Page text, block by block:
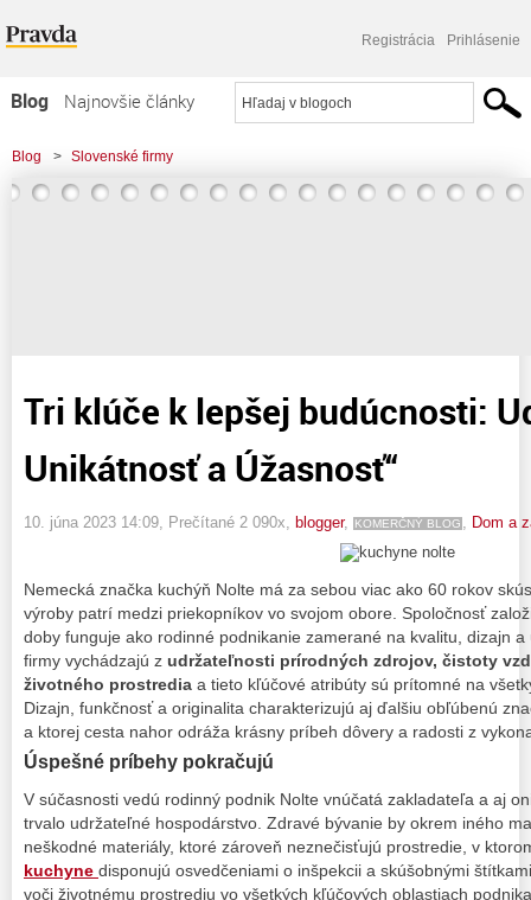
Registrácia Prihlásenie
Blog
Najnovšie články
Najčítanejšie články
Najkomentovanejšie články
Blog > Slovenské firmy
> Tri klúče k lepšej budúcnosti: Udržateľnosť, Unikátnosť a Úžasnosť"
Tri klúče k lepšej budúcnosti:
Unikátnosť a Úžasnosť“
10. júna 2023 14:09 , Prečítané 2 090x, blogger, KOMERČNÝ BLOG Dom a
Nemecká značka kuchýň Nolte má za sebou viac ako 60 rokov
výroby patrí medzi priekopníkov vo svojom obore. Spoločnosť
doby funguje ako rodinné podnikanie zamerané na kvalitu, dizajn
firmy vychádzajú z udržateľnosti prírodných zdrojov, čistoty
životného prostredia a tieto kľúčové atribúty sú prítomné na
Dizajn, funkčnosť a originalita charakterizujú aj ďalšiu obľúbenú
a ktorej cesta nahor odráža krásny príbeh dôvery a radosti z
Úspešné príbehy pokračujú
V súčasnosti vedú rodinný podnik Nolte vnúčatá zakladateľa a aj
trvalo udržateľné hospodárstvo. Zdravé bývanie by okrem iného
neškodné materiály, ktoré zároveň neznečisťujú prostredie, v
kuchyne disponujú osvedčeniami o inšpekcii a skúšobnými
voči životnému prostrediu vo všetkých kľúčových oblastiach